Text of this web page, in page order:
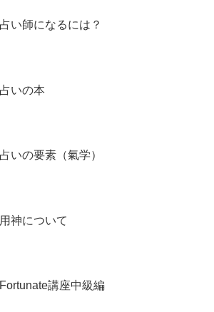
占い師になるには？
占いの本
占いの要素（氣学）
用神について
Fortunate講座中級編